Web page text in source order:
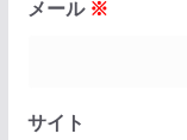
メール ※
サイト